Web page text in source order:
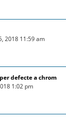
2018 11:59 am
defecte a chrom
1:02 pm